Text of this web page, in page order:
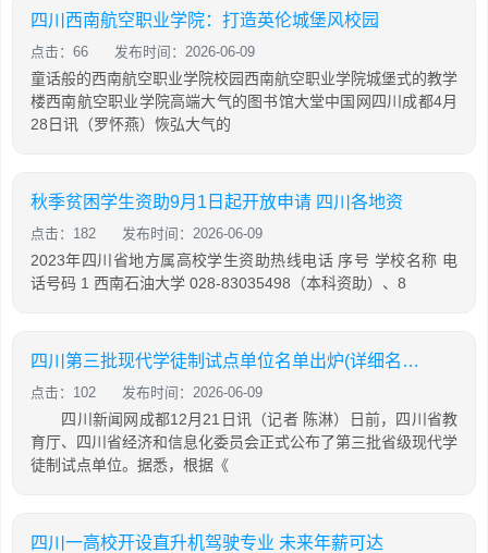
四川西南航空职业学院：打造英伦城堡风校园
点击：66 发布时间：2026-06-09
童话般的西南航空职业学院校园西南航空职业学院城堡式的教学
楼西南航空职业学院高端大气的图书馆大堂中国网四川成都4月
28日讯（罗怀燕）恢弘大气的
秋季贫困学生资助9月1日起开放申请 四川各地资
点击：182 发布时间：2026-06-09
2023年四川省地方属高校学生资助热线电话 序号 学校名称 电
话号码 1 西南石油大学 028-83035498（本科资助）、8
四川第三批现代学徒制试点单位名单出炉(详细名单)
点击：102 发布时间：2026-06-09
四川新闻网成都12月21日讯（记者 陈淋）日前，四川省教
育厅、四川省经济和信息化委员会正式公布了第三批省级现代学
徒制试点单位。据悉，根据《
四川一高校开设直升机驾驶专业 未来年薪可达